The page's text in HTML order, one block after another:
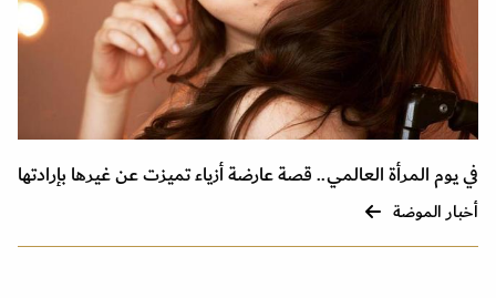
في يوم المرأة العالمي.. قصة عارضة أزياء تميزت عن غيرها بإرادتها
أخبار الموضة